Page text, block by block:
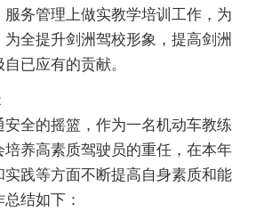
务管理上做实教学培训工作，为
全提升剑洲驾校形象，提高剑洲
已应有的贡献。
安全的摇篮，作为一名机动车教练
培养高素质驾驶员的重任，在本年
实践等方面不断提高自身素质和能
结如下：